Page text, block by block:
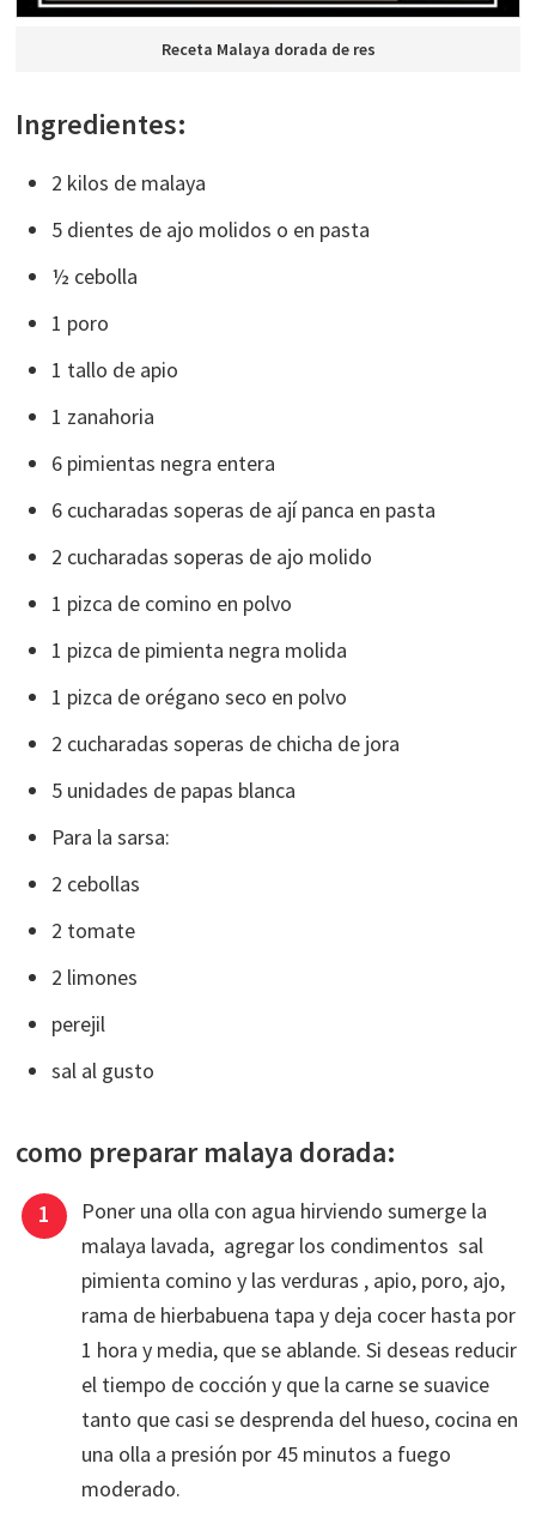
Receta Malaya dorada de res
Ingredientes:
2 kilos de malaya
5 dientes de ajo molidos o en pasta
½ cebolla
1 poro
1 tallo de apio
1 zanahoria
6 pimientas negra entera
6 cucharadas soperas de ají panca en pasta
2 cucharadas soperas de ajo molido
1 pizca de comino en polvo
1 pizca de pimienta negra molida
1 pizca de orégano seco en polvo
2 cucharadas soperas de chicha de jora
5 unidades de papas blanca
Para la sarsa:
2 cebollas
2 tomate
2 limones
perejil
sal al gusto
como preparar malaya dorada:
Poner una olla con agua hirviendo sumerge la
malaya lavada, agregar los condimentos sal
pimienta comino y las verduras , apio, poro, ajo,
rama de hierbabuena tapa y deja cocer hasta por
1 hora y media, que se ablande. Si deseas reducir
el tiempo de cocción y que la carne se suavice
tanto que casi se desprenda del hueso, cocina en
una olla a presión por 45 minutos a fuego
moderado.